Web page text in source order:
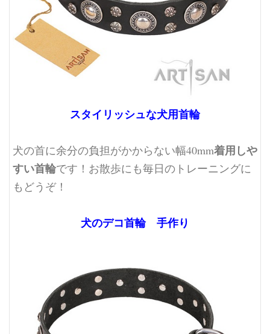
スタイリッシュな犬用首輪
犬の首に余分の負担がかからない幅40mm着用しや
すい首輪です！ お散歩にも毎日のトレーニングに
もどうぞ！
犬のデコ首輪 手作り